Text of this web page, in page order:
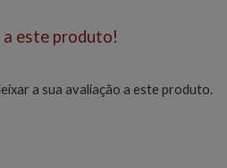
a este produto!
a sua avaliação a este produto.